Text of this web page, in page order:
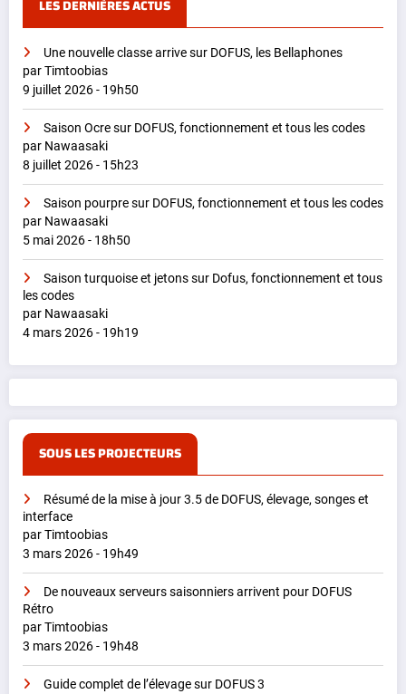
LES DERNIÈRES ACTUS
Une nouvelle classe arrive sur DOFUS, les Bellaphones
par Timtoobias
9 juillet 2026 - 19h50
Saison Ocre sur DOFUS, fonctionnement et tous les codes
par Nawaasaki
8 juillet 2026 - 15h23
Saison pourpre sur DOFUS, fonctionnement et tous les codes
par Nawaasaki
5 mai 2026 - 18h50
Saison turquoise et jetons sur Dofus, fonctionnement et tous
les codes
par Nawaasaki
4 mars 2026 - 19h19
SOUS LES PROJECTEURS
Résumé de la mise à jour 3.5 de DOFUS, élevage, songes et
interface
par Timtoobias
3 mars 2026 - 19h49
De nouveaux serveurs saisonniers arrivent pour DOFUS
Rétro
par Timtoobias
3 mars 2026 - 19h48
Guide complet de l’élevage sur DOFUS 3